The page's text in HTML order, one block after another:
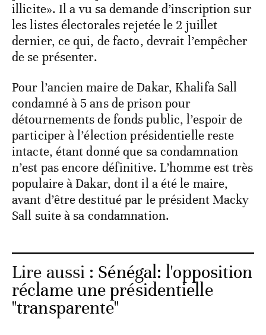
illicite». Il a vu sa demande d’inscription sur
les listes électorales rejetée le 2 juillet
dernier, ce qui, de facto, devrait l’empêcher
de se présenter.
Pour l’ancien maire de Dakar, Khalifa Sall
condamné à 5 ans de prison pour
détournements de fonds public, l’espoir de
participer à l’élection présidentielle reste
intacte, étant donné que sa condamnation
n’est pas encore définitive. L’homme est très
populaire à Dakar, dont il a été le maire,
avant d’être destitué par le président Macky
Sall suite à sa condamnation.
Lire aussi : Sénégal: l'opposition
réclame une présidentielle
"transparente"